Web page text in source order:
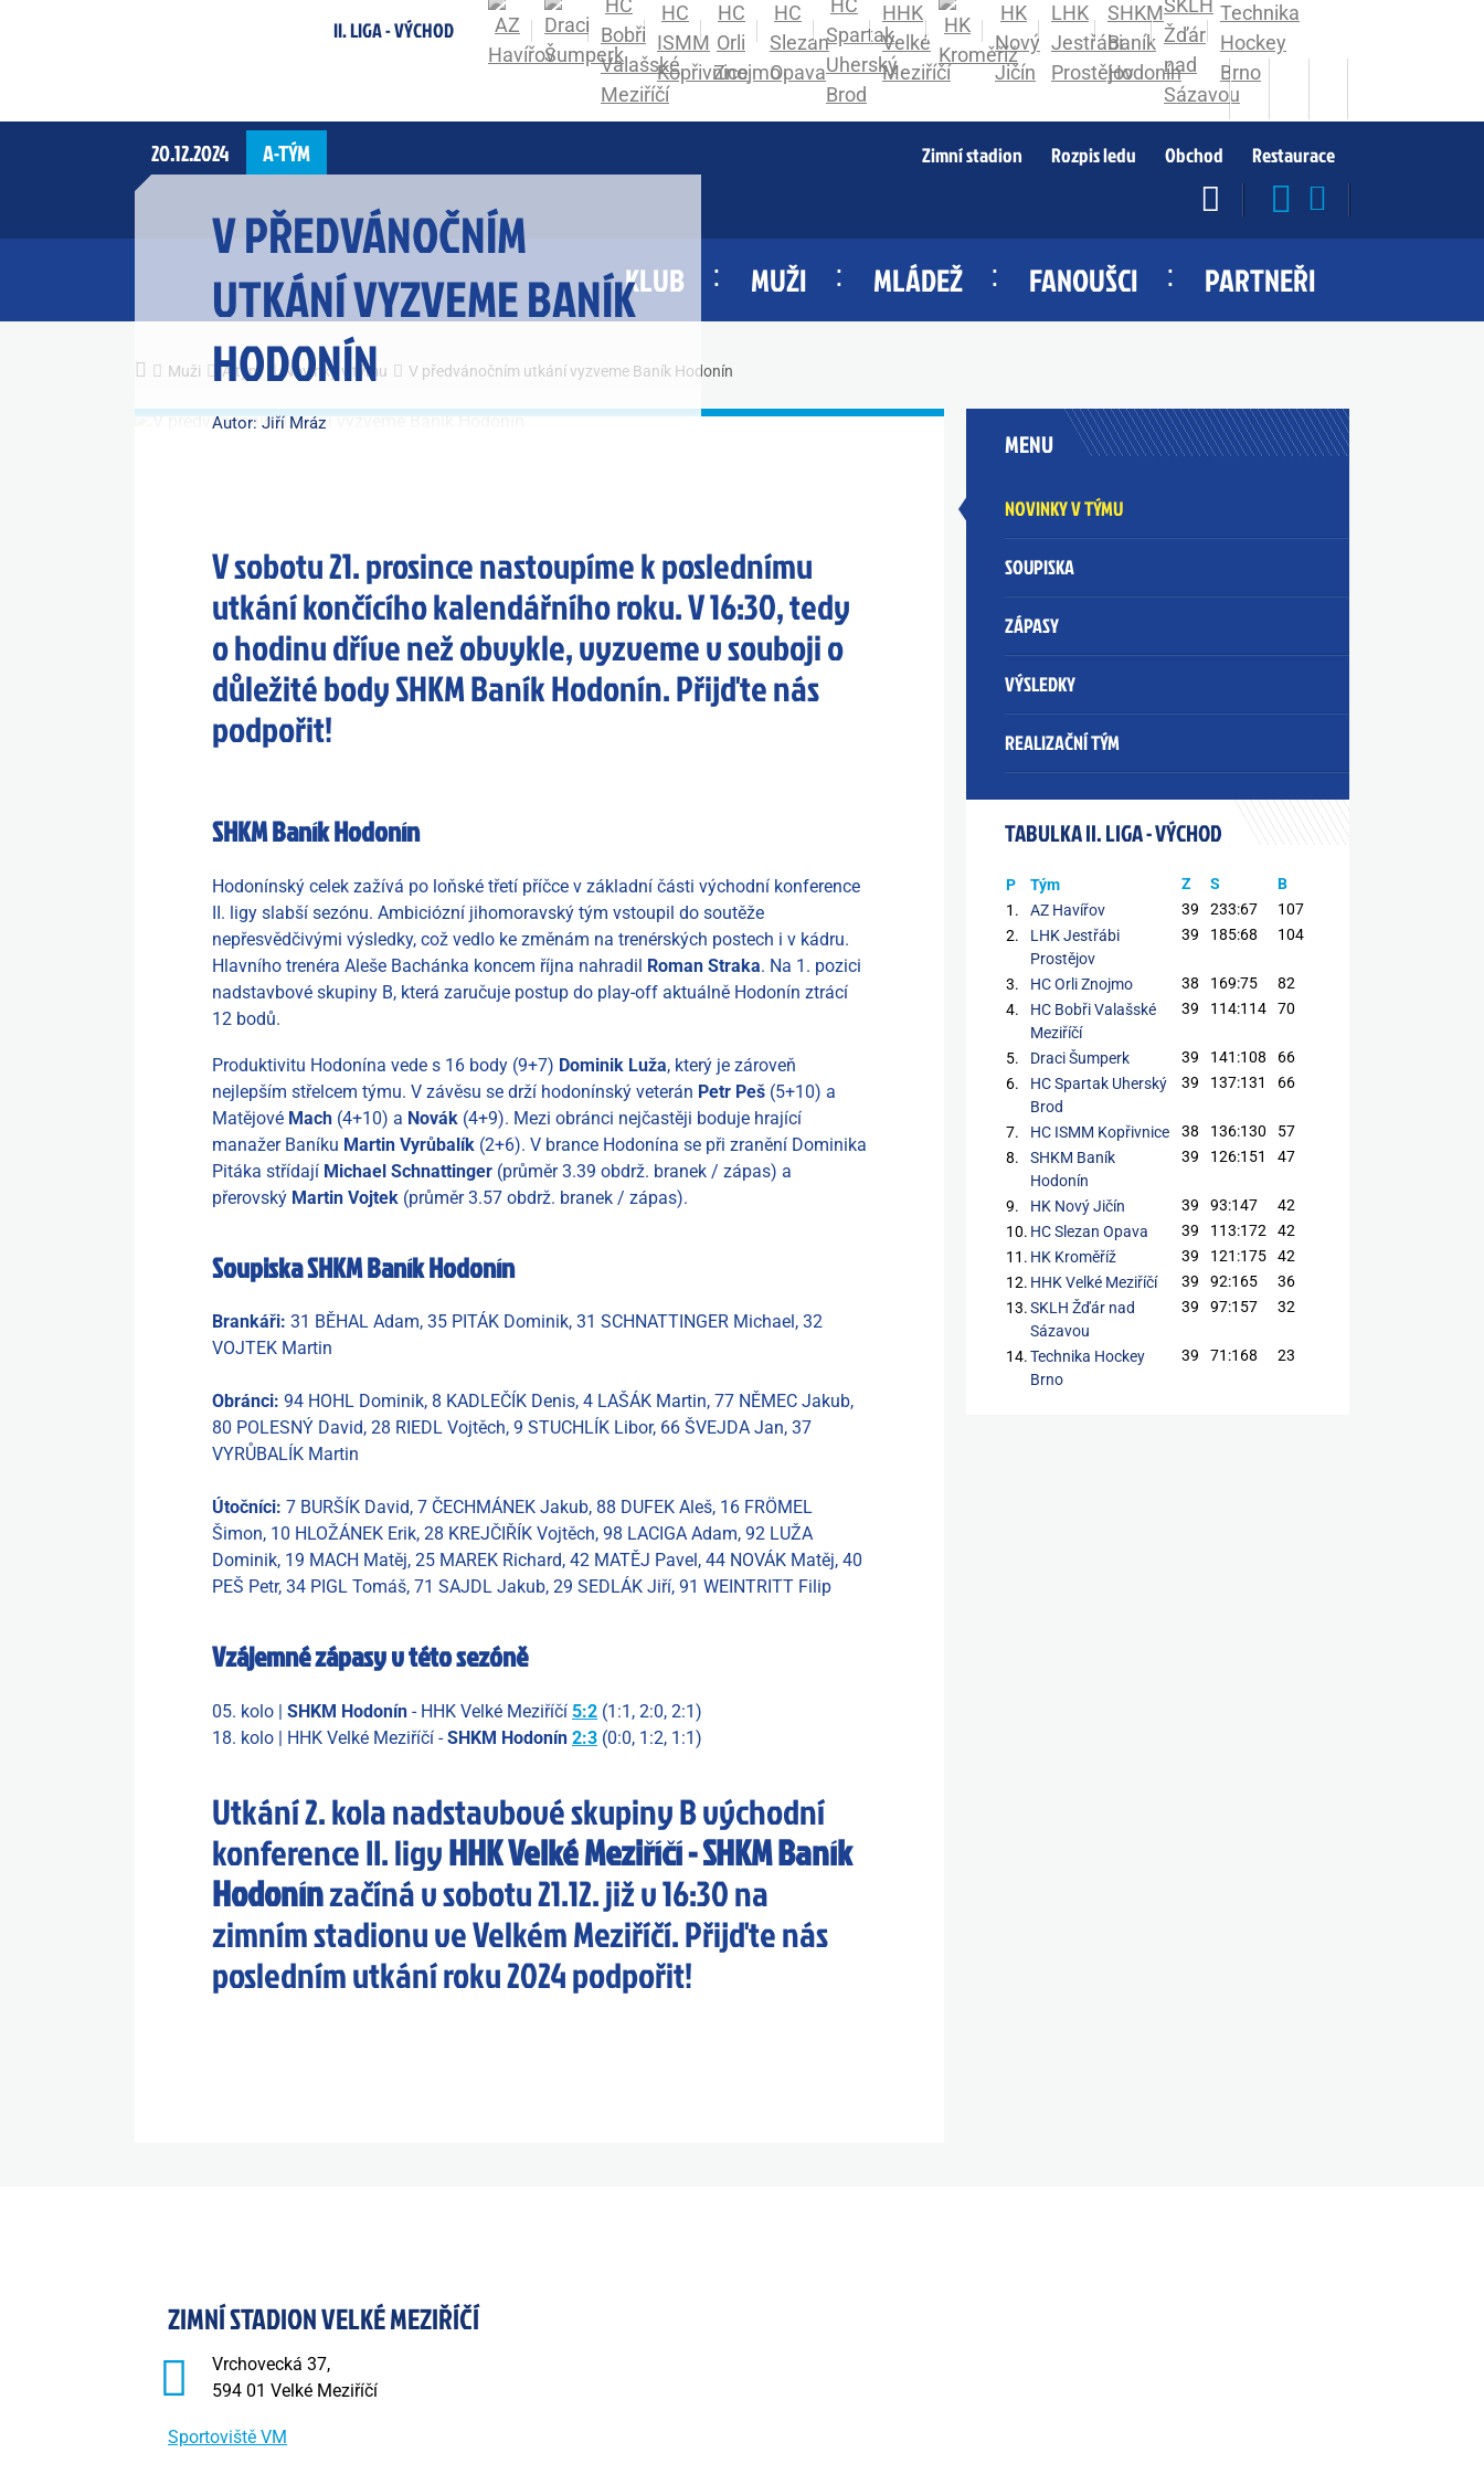
II. LIGA - VÝCHOD
Zimní stadion Rozpis ledu Obchod Restaurace
KLUB MUŽI MLÁDEŽ FANOUŠCI PARTNEŘI
Muži A tým Novinky v týmu V předvánočním utkání vyzveme Baník Hodonín
20.12.2024 A-TÝM
V PŘEDVÁNOČNÍM
UTKÁNÍ VYZVEME BANÍK
HODONÍN
Autor: Jiří Mráz
V sobotu 21. prosince nastoupíme k poslednímu
utkání končícího kalendářního roku. V 16:30, tedy
o hodinu dříve než obvykle, vyzveme v souboji o
důležité body SHKM Baník Hodonín. Přijďte nás
podpořit!
SHKM Baník Hodonín
Hodonínský celek zažívá po loňské třetí příčce v základní části východní konference
II. ligy slabší sezónu. Ambiciózní jihomoravský tým vstoupil do soutěže
nepřesvědčivými výsledky, což vedlo ke změnám na trenérských postech i v kádru.
Hlavního trenéra Aleše Bachánka koncem října nahradil Roman Straka. Na 1. pozici
nadstavbové skupiny B, která zaručuje postup do play-off aktuálně Hodonín ztrácí
12 bodů.
Produktivitu Hodonína vede s 16 body (9+7) Dominik Luža, který je zároveň
nejlepším střelcem týmu. V závěsu se drží hodonínský veterán Petr Peš (5+10) a
Matějové Mach (4+10) a Novák (4+9). Mezi obránci nejčastěji boduje hrající
manažer Baníku Martin Vyrůbalík (2+6). V brance Hodonína se při zranění Dominika
Pitáka střídají Michael Schnattinger (průměr 3.39 obdrž. branek / zápas) a
přerovský Martin Vojtek (průměr 3.57 obdrž. branek / zápas).
Soupiska SHKM Baník Hodonín
Brankáři: 31 BĚHAL Adam, 35 PITÁK Dominik, 31 SCHNATTINGER Michael, 32
VOJTEK Martin
Obránci: 94 HOHL Dominik, 8 KADLEČÍK Denis, 4 LAŠÁK Martin, 77 NĚMEC Jakub,
80 POLESNÝ David, 28 RIEDL Vojtěch, 9 STUCHLÍK Libor, 66 ŠVEJDA Jan, 37
VYRŮBALÍK Martin
Útočníci: 7 BURŠÍK David, 7 ČECHMÁNEK Jakub, 88 DUFEK Aleš, 16 FRÖMEL
Šimon, 10 HLOŽÁNEK Erik, 28 KREJČIŘÍK Vojtěch, 98 LACIGA Adam, 92 LUŽA
Dominik, 19 MACH Matěj, 25 MAREK Richard, 42 MATĚJ Pavel, 44 NOVÁK Matěj, 40
PEŠ Petr, 34 PIGL Tomáš, 71 SAJDL Jakub, 29 SEDLÁK Jiří, 91 WEINTRITT Filip
Vzájemné zápasy v této sezóně
05. kolo | SHKM Hodonín - HHK Velké Meziříčí 5:2 (1:1, 2:0, 2:1)
18. kolo | HHK Velké Meziříčí -SHKM Hodonín 2:3 (0:0, 1:2, 1:1)
Utkání 2. kola nadstavbové skupiny B východní
konference II. ligyHHK Velké Meziříčí - SHKM Baník
Hodonínzačíná v sobotu 21.12. již v 16:30 na
zimním stadionu ve Velkém Meziříčí. Přijďte nás
posledním utkání roku 2024 podpořit!
MENU
NOVINKY V TÝMU
SOUPISKA
ZÁPASY
VÝSLEDKY
REALIZAČNÍ TÝM
TABULKA II. LIGA - VÝCHOD
P Tým Z S
B
1.
AZ Havířov 39 233:67
107
2.
LHK Jestřábi
Prostějov
39 185:68 104
3. HC Orli Znojmo 38 169:75
82
4.
HC Bobři Valašské
Meziříčí
39 114:114 70
5. Draci Šumperk 39 141:108
66
6.
HC Spartak Uherský
Brod
39 137:131 66
7. HC ISMM Kopřivnice 38 136:130
57
8.
SHKM Baník
Hodonín
39 126:151 47
9. HK Nový Jičín 39 93:147
42
10. HC Slezan Opava 39 113:172
42
11. HK Kroměříž 39 121:175
42
12. HHK Velké Meziříčí 39 92:165
36
13. SKLH Žďár nad
Sázavou
39 97:157 32
14. Technika Hockey
Brno
39 71:168 23
ZIMNÍ STADION VELKÉ MEZIŘÍČÍ
Vrchovecká 37,
594 01 Velké Meziříčí
Sportoviště VM